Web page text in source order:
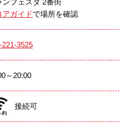
ンフェスタ 2番街
アガイドで場所を確認
221-3525
～20:00
接続可